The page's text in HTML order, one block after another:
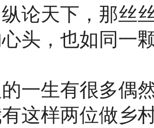
论天下，那丝
头，也如同一
生有很多偶然
这样两位做乡